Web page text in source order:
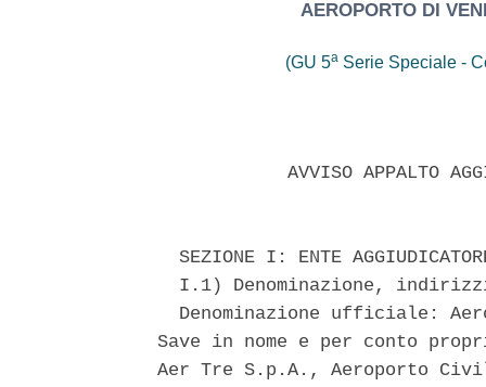
AEROPORTO DI
(GU 5a Serie Speciale -
AVVISO APPALTO
SEZIONE I: ENTE
I.1) Denominazione,
Denominazione ufficiale:
Save in nome e per conto
Aer Tre S.p.A., Aeroporto